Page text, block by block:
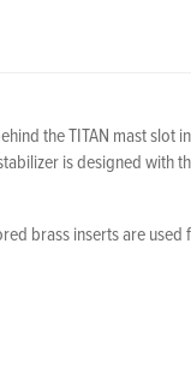
the TITAN mast
is designed with
brass inserts are used
in different sizes. A